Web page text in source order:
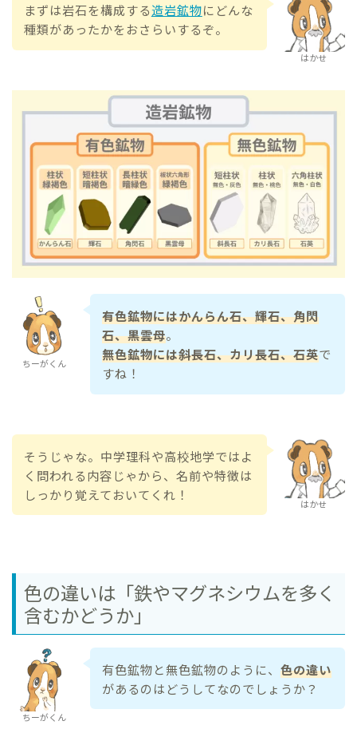
はかせ
まずは岩石を構成する造岩鉱物にどんな
種類があったかをおさらいするぞ。
ちーがくん
有色鉱物にはかんらん石、輝石、角閃
石、黒雲母。
無色鉱物には斜長石、カリ長石、石英で
すね！
はかせ
そうじゃな。中学理科や高校地学ではよ
く問われる内容じゃから、名前や特徴は
しっかり覚えておいてくれ！
色の違いは「鉄やマグネシウムを多く
含むかどうか」
ちーがくん
有色鉱物と無色鉱物のように、 色の違い
があるのはどうしてなのでしょうか？